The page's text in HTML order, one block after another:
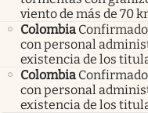
viento de más de 70
Colombia
con personal
existencia de los
Colombia
con personal
existencia de los